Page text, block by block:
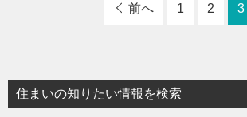
前へ 1 2 3
住まいの知りたい情報を検索